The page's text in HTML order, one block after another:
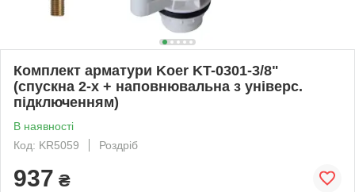
Комплект арматури Koer KT-0301-3/8"
(спускна 2-х + наповнювальна з універс.
підключенням)
В наявності
Код: KR5059
Роздріб
937 ₴